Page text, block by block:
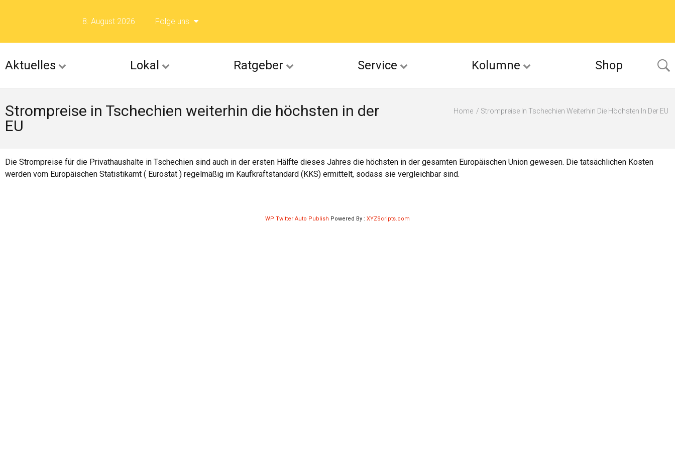
8. August 2026 Folge uns
Folge uns auf Flickr
Aktuelles Lokal Ratgeber Service Kolumne Shop
Strompreise in Tschechien weiterhin die höchsten in der
EU
Home Strompreise In Tschechien Weiterhin Die Höchsten In Der EU
Die Strompreise für die Privathaushalte in Tschechien sind auch in der ersten Hälfte dieses Jahres die höchsten in der gesamten Europäischen Union gewesen. Die tatsächlichen Kosten
werden vom Europäischen Statistikamt ( Eurostat ) regelmäßig im Kaufkraftstandard (KKS) ermittelt, sodass sie vergleichbar sind.
WP Twitter Auto Publish Powered By : XYZScripts.com